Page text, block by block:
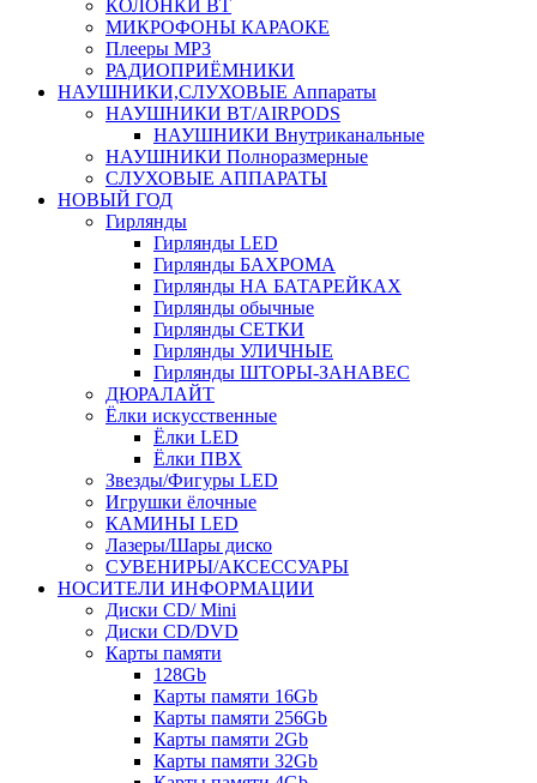
КОЛОНКИ BT
МИКРОФОНЫ КАРАОКЕ
Плееры MP3
РАДИОПРИЁМНИКИ
НАУШНИКИ,СЛУХОВЫЕ Аппараты
НАУШНИКИ BT/AIRPODS
НАУШНИКИ Внутриканальные
НАУШНИКИ Полноразмерные
СЛУХОВЫЕ АППАРАТЫ
НОВЫЙ ГОД
Гирлянды
Гирлянды LED
Гирлянды БАХРОМА
Гирлянды НА БАТАРЕЙКАХ
Гирлянды обычные
Гирлянды СЕТКИ
Гирлянды УЛИЧНЫЕ
Гирлянды ШТОРЫ-ЗАНАВЕС
ДЮРАЛАЙТ
Ёлки искусственные
Ёлки LED
Ёлки ПВХ
Звезды/Фигуры LED
Игрушки ёлочные
КАМИНЫ LED
Лазеры/Шары диско
СУВЕНИРЫ/АКСЕССУАРЫ
НОСИТЕЛИ ИНФОРМАЦИИ
Диски CD/ Mini
Диски CD/DVD
Карты памяти
128Gb
Карты памяти 16Gb
Карты памяти 256Gb
Карты памяти 2Gb
Карты памяти 32Gb